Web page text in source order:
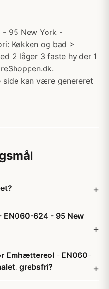
95 New York -
Køkken og bad >
2 låger 3 faste hylder 1
side kan være genereret
EN060-624 - 95 New
Emhættereol - EN060-
grebsfri?